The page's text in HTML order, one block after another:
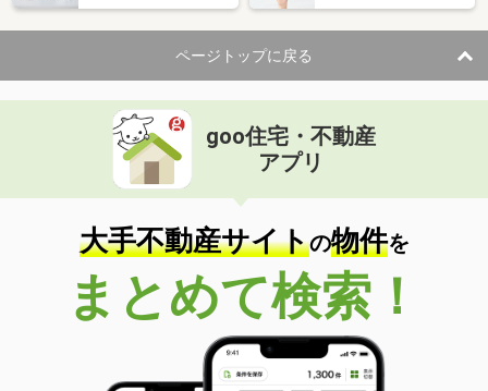
ページトップに戻る
goo住宅・不動産
アプリ
大手不動産サイトの物件を
まとめて検索！